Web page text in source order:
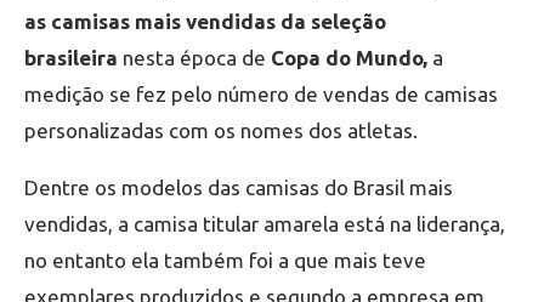
as camisas mais vendidas da seleção
brasileira nesta época de Copa do Mundo, a
medição se fez pelo número de vendas de camisas
personalizadas com os nomes dos atletas.
Dentre os modelos das camisas do Brasil mais
vendidas, a camisa titular amarela está na liderança,
no entanto ela também foi a que mais teve
exemplares produzidos e segundo a empresa em